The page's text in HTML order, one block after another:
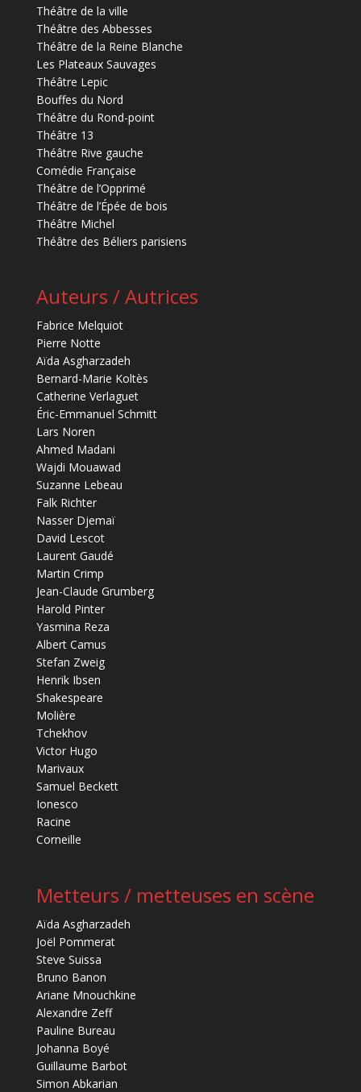
Théâtre de la ville
Théâtre des Abbesses
Théâtre de la Reine Blanche
Les Plateaux Sauvages
Théâtre Lepic
Bouffes du Nord
Théâtre du Rond-point
Théâtre 13
Théâtre Rive gauche
Comédie Française
Théâtre de l’Opprimé
Théâtre de l’Épée de bois
Théâtre Michel
Théâtre des Béliers parisiens
Auteurs / Autrices
Fabrice Melquiot
Pierre Notte
Aïda Asgharzadeh
Bernard-Marie Koltès
Catherine Verlaguet
Éric-Emmanuel Schmitt
Lars Noren
Ahmed Madani
Wajdi Mouawad
Suzanne Lebeau
Falk Richter
Nasser Djemaï
David Lescot
Laurent Gaudé
Martin Crimp
Jean-Claude Grumberg
Harold Pinter
Yasmina Reza
Albert Camus
Stefan Zweig
Henrik Ibsen
Shakespeare
Molière
Tchekhov
Victor Hugo
Marivaux
Samuel Beckett
Ionesco
Racine
Corneille
Metteurs / metteuses en scène
Aïda Asgharzadeh
Joël Pommerat
Steve Suissa
Bruno Banon
Ariane Mnouchkine
Alexandre Zeff
Pauline Bureau
Johanna Boyé
Guillaume Barbot
Simon Abkarian